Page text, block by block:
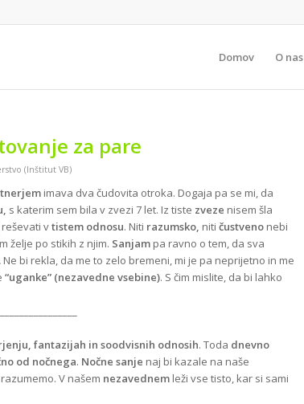
Domov O nas
za pare
(Inštitut VB)
imava dva čudovita otroka. Dogaja pa se mi, da
s katerim sem bila v zvezi 7 let. Iz tiste zveze nisem šla
vtistem odnosu. Niti razumsko, niti čustveno nebi
želje po stikih z njim. Sanjam pa ravno o tem, da sva
Ne bi rekla, da me to zelo bremeni, mi je pa neprijetno in me
“uganke” (nezavedne vsebine). S čim mislite, da bi lahko
fantazijah in soodvisnih odnosih. Toda dnevno
od nočnega. Nočne sanje naj bi kazale na naše
V našem nezavednem leži vse tisto, kar si sami